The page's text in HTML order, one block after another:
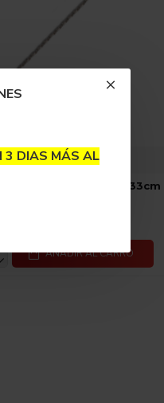
3 DIAS MÁS AL
Cocktail Kingdom
Bar Luxury Calavera 33cm
AÑADIR AL CARRO